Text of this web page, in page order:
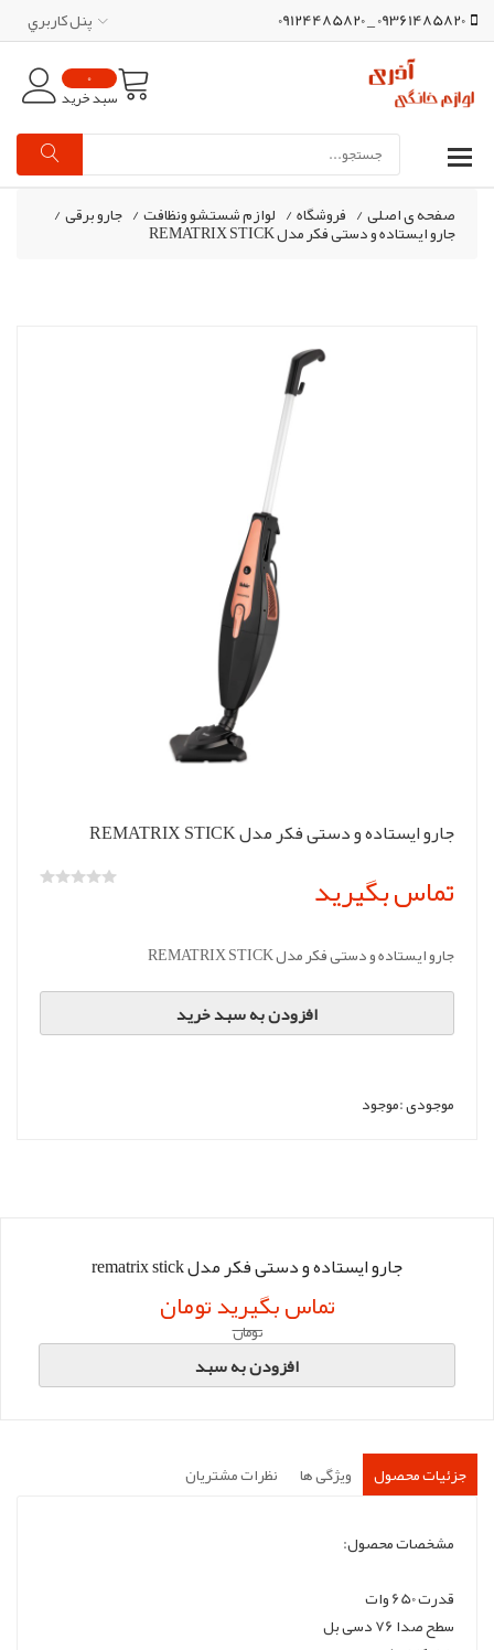
09361485820 _ 09124485820 پنل کاربري
0
سبد خرید
صفحه ی اصلی/ فروشگاه/ لوازم شستشو ونظافت/ جارو برقی/
جارو ایستاده و دستی فکر مدل REMATRIX STICK
جارو ایستاده و دستی فکر مدل REMATRIX STICK
تماس بگیرید
جارو ایستاده و دستی فکر مدل REMATRIX STICK
افزودن به سبد خرید
موجودی :موجود
جارو ایستاده و دستی فکر مدل rematrix stick
تماس بگیرید تومان
تومان
افزودن به سبد
جزئیات محصول ویژگی ها نظرات مشتریان
مشخصات محصول:
قدرت 650 وات
سطح صدا 76 دسی بل